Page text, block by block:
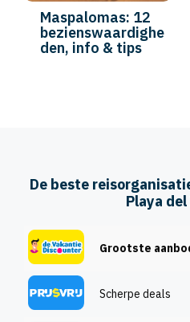
Maspalomas: 12
bezienswaardighe
den, info & tips
De beste
Playa
Grootste
Scherpe deals